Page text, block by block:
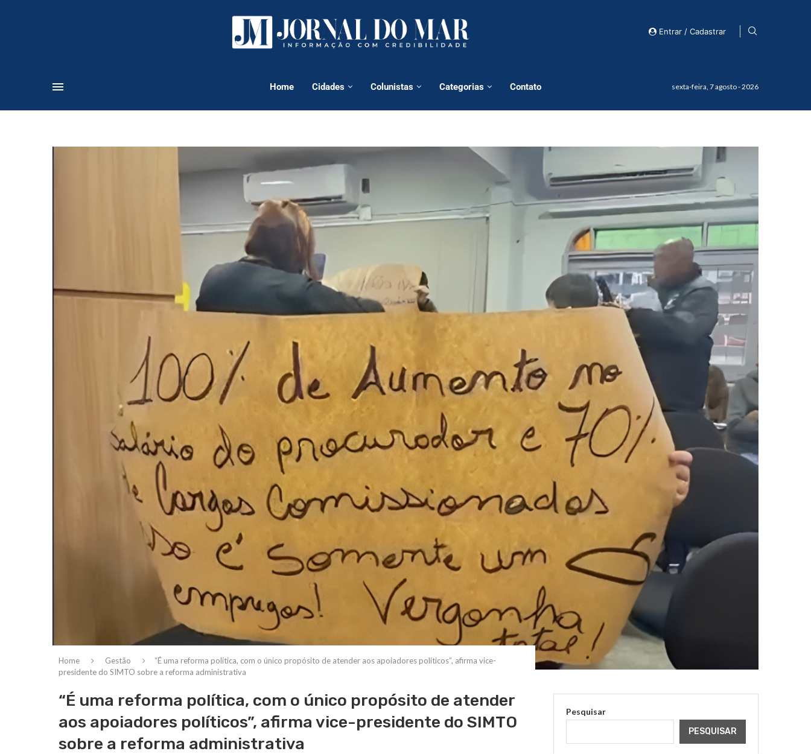
Entrar / Cadastrar
Home Cidades Colunistas Categorias Contato sexta-feira, 7 agosto - 2026
Home Gestão
“É uma reforma política, com o único propósito de atender aos apoiadores políticos”, afirma vice-
presidente do SIMTO sobre a reforma administrativa
“É uma reforma política, com o único propósito de atender
aos apoiadores políticos”, afirma vice-presidente do SIMTO
sobre a reforma administrativa
Pesquisar
PESQUISAR